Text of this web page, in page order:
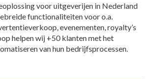
voor uitgeverijen in Nederland
functionaliteiten voor o.a.
evenementen, royalty’s
helpen wij +50 klanten met het
van hun bedrijfsprocessen.